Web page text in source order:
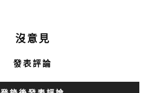
沒意見
發表評論